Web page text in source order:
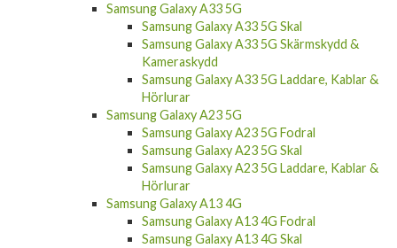
Samsung Galaxy A33 5G
Samsung Galaxy A33 5G Skal
Samsung Galaxy A33 5G Skärmskydd &
Kameraskydd
Samsung Galaxy A33 5G Laddare, Kablar &
Hörlurar
Samsung Galaxy A23 5G
Samsung Galaxy A23 5G Fodral
Samsung Galaxy A23 5G Skal
Samsung Galaxy A23 5G Laddare, Kablar &
Hörlurar
Samsung Galaxy A13 4G
Samsung Galaxy A13 4G Fodral
Samsung Galaxy A13 4G Skal